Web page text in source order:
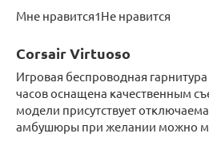
Мне нравится1Не нравится
Corsair Virtuoso
Игровая беспроводная
часов оснащена качественным
модели присутствует
амбушюры при желании можно